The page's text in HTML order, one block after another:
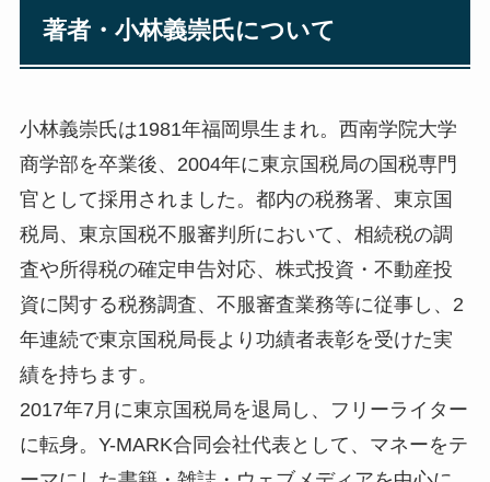
著者・小林義崇氏について
小林義崇氏は1981年福岡県生まれ。西南学院大学
商学部を卒業後、2004年に東京国税局の国税専門
官として採用されました。都内の税務署、東京国
税局、東京国税不服審判所において、相続税の調
査や所得税の確定申告対応、株式投資・不動産投
資に関する税務調査、不服審査業務等に従事し、2
年連続で東京国税局長より功績者表彰を受けた実
績を持ちます。
2017年7月に東京国税局を退局し、フリーライター
に転身。Y-MARK合同会社代表として、マネーをテ